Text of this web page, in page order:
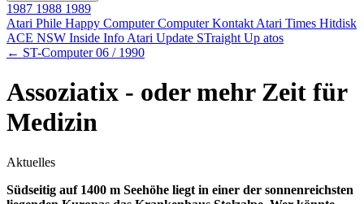
1987 1988 1989
Atari Phile Happy ComputerComputer Kontakt Atari Times Hitdisk
ACE NSW Inside Info Atari Update STraight Up atos
← ST-Computer 06 / 1990
Assoziatix - oder mehr Zeit für
Medizin
Aktuelles
Südseitig auf 1400 m Seehöhe liegt in einer der sonnenreichsten